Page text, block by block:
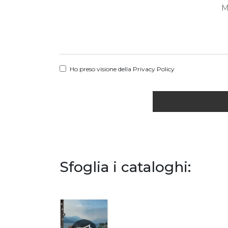
Ho preso visione della Privacy Policy
Sfoglia i cataloghi: